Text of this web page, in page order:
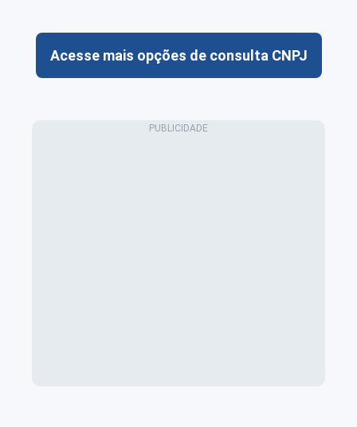
Acesse mais opções de consulta CNPJ